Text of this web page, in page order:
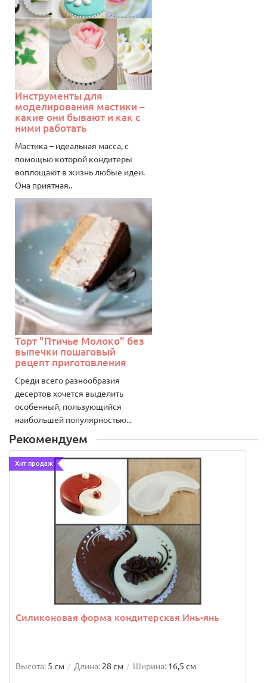
Инструменты для
моделирования мастики –
какие они бывают и как с
ними работать
Мастика – идеальная масса, с
помощью которой кондитеры
воплощают в жизнь любые идеи.
Она приятная..
Торт "Птичье Молоко" без
выпечки пошаговый
рецепт приготовления
Среди всего разнообразия
десертов хочется выделить
особенный, пользующийся
наибольшей популярностью...
Рекомендуем
Хит продаж
Силиконовая форма кондитерская Инь-янь
Высота: 5 см Длина: 28 см Ширина: 16,5 см